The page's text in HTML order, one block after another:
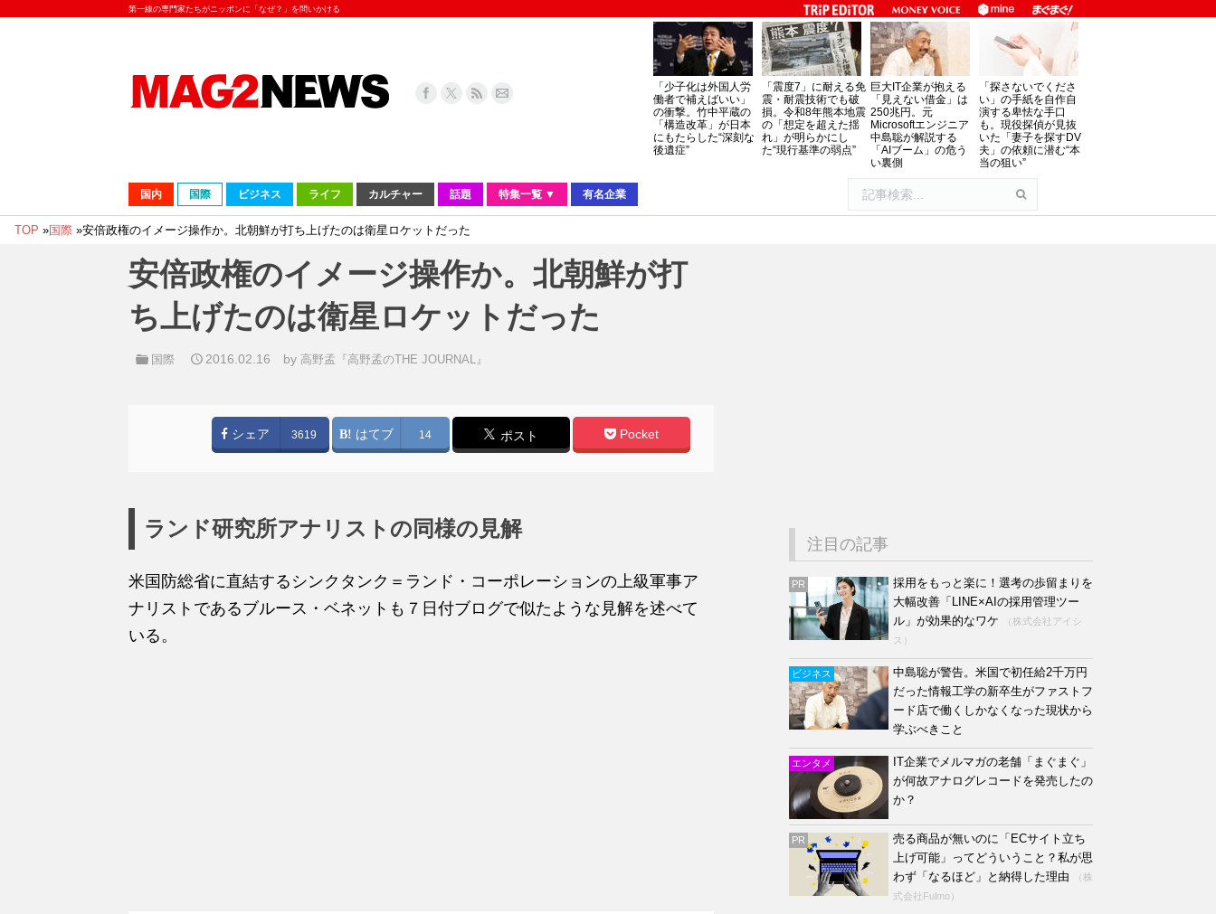
第一線の専門家たちがニッポンに「なぜ？」を問いかける
「少子化は外国人労
働者で補えばいい」
の衝撃。竹中平蔵の
「構造改革」が日本
にもたらした“深刻な
後遺症”
「震度7」に耐える免
震・耐震技術でも破
損。令和8年熊本地震
の「想定を超えた揺
れ」が明らかにし
た“現行基準の弱点”
巨大IT企業が抱える
「見えない借金」は
250兆円。元
Microsoftエンジニア
中島聡が解説する
「AIブーム」の危う
い裏側
「探さないでくださ
い」の手紙を自作自
演する卑怯な手口
も。現役探偵が見抜
いた「妻子を探すDV
夫」の依頼に潜む“本
当の狙い”
国内 国際 ビジネス ライフ カルチャー 話題 特集一覧 ▼ 有名企業
TOP »国際 »安倍政権のイメージ操作か。北朝鮮が打ち上げたのは衛星ロケットだった
安倍政権のイメージ操作か。北朝鮮が打
ち上げたのは衛星ロケットだった
国際 2016.02.16 by高野孟『高野孟のTHE JOURNAL』
シェア 3619 はてブ 14 ポスト Pocket
ランド研究所アナリストの同様の見解
米国防総省に直結するシンクタンク＝ランド・コーポレーションの上級軍事ア
ナリストであるブルース・ベネットも７日付ブログで似たような見解を述べて
いる。
注目の記事
PR
採用をもっと楽に！選考の歩留まりを
大幅改善「LINE×AIの採用管理ツー
ル」が効果的なワケ
（株式会社アイシ
ス）
ビジネス
中島聡が警告。米国で初任給2千万円
だった情報工学の新卒生がファストフ
ード店で働くしかなくなった現状から
学ぶべきこと
エンタメ
IT企業でメルマガの老舗「まぐまぐ」
が何故アナログレコードを発売したの
か？
PR
売る商品が無いのに「ECサイト立ち
上げ可能」ってどういうこと？私が思
わず「なるほど」と納得した理由
（株
式会社Fulmo）